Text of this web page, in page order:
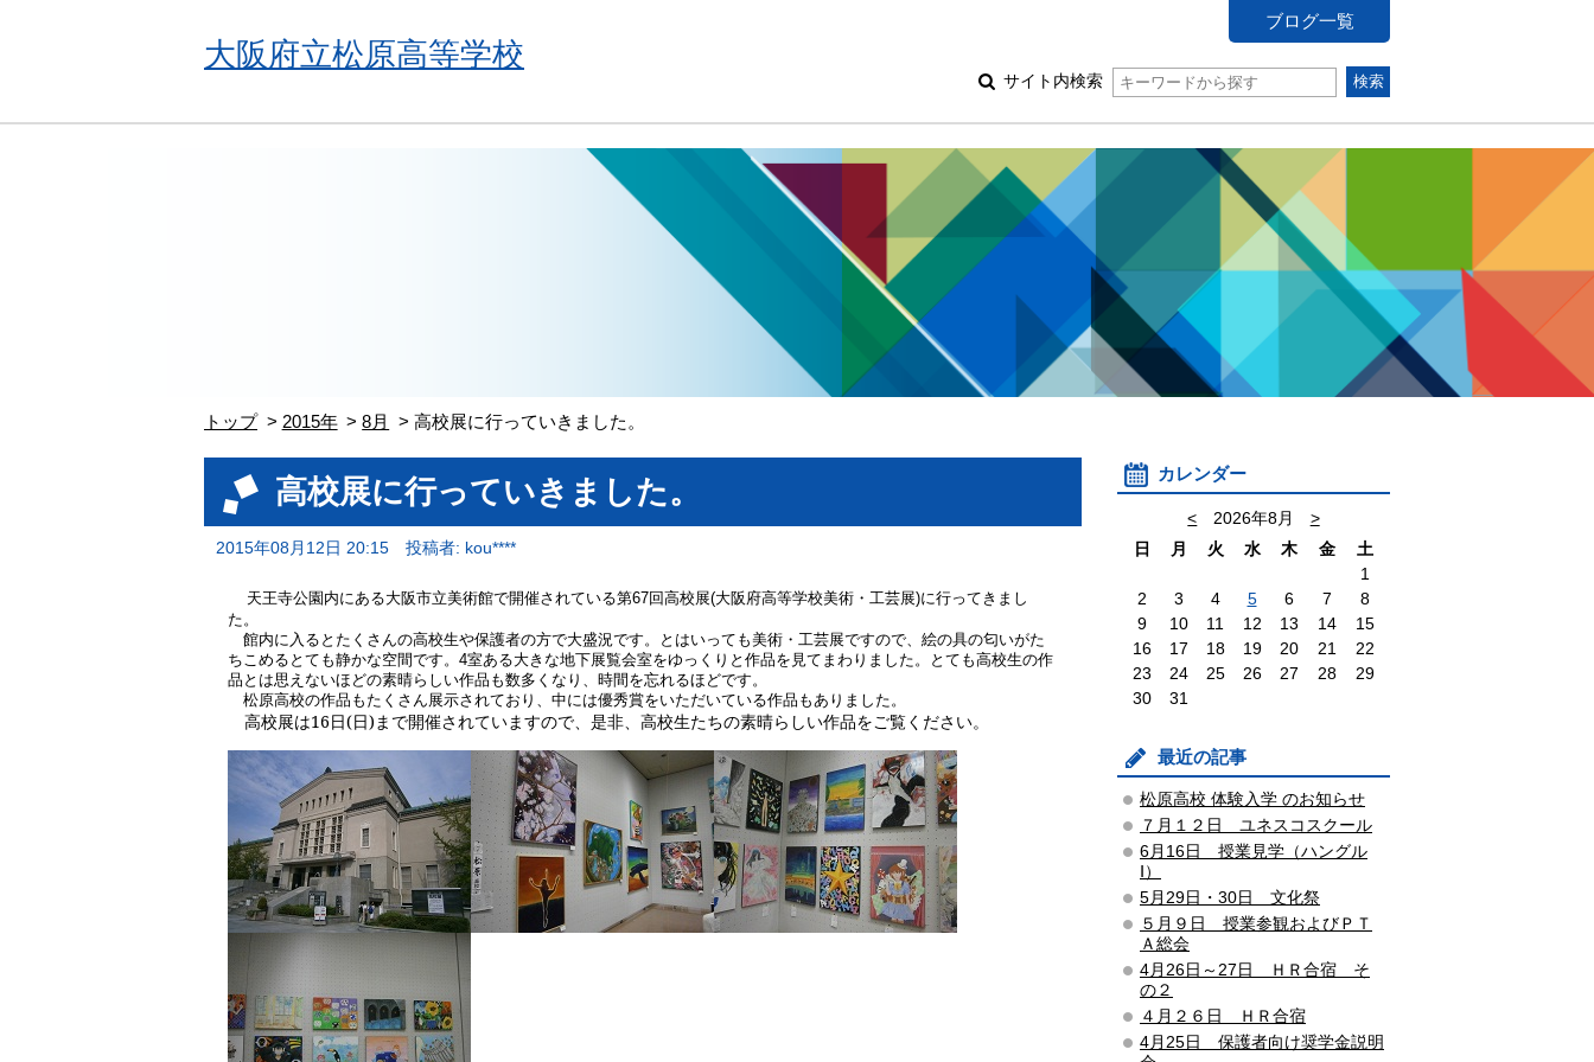
大阪府立松原高等学校
ブログ一覧
サイト内検索
トップ 2015年 8月 高校展に行っていきました。
高校展に行っていきました。
2015年08月12日 20:15 投稿者: kou****
天王寺公園内にある大阪市立美術館で開催されている第67回高校展(大阪府高等学校美術・工芸展)に行ってきまし
た。
館内に入るとたくさんの高校生や保護者の方で大盛況です。とはいっても美術・工芸展ですので、絵の具の匂いがた
ちこめるとても静かな空間です。 4室ある大きな地下展覧会室をゆっくりと作品を見てまわりました。とても高校生の作
品とは思えないほどの素晴らしい作品も数多くなり、時間を忘れるほどです。
松原高校の作品もたくさん展示されており、中には優秀賞をいただいている作品もありました。
高校展は16日(日)まで開催されていますので、是非、高校生たちの素晴らしい作品をご覧ください。
カレンダー
< 2026年8月
>
日
月 火 水 木 金
土
1
2
3 4 5 6 7
8
9
10 11 12 13 14
15
16
17 18 19 20 21
22
23
24 25 26 27 28
29
30
31
最近の記事
松原高校 体験入学 のお知らせ
７月１２日 ユネスコスクール
6月16日 授業見学（ハングル
Ⅰ）
5月29日・30日 文化祭
５月９日 授業参観およびＰＴ
Ａ総会
4月26日～27日 ＨＲ合宿 そ
の２
４月２６日 ＨＲ合宿
4月25日 保護者向け奨学金説明